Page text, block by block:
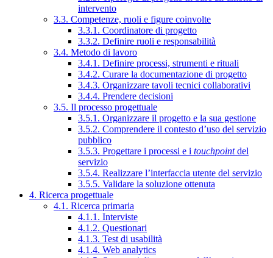
intervento
3.3. Competenze, ruoli e figure coinvolte
3.3.1. Coordinatore di progetto
3.3.2. Definire ruoli e responsabilità
3.4. Metodo di lavoro
3.4.1. Definire processi, strumenti e rituali
3.4.2. Curare la documentazione di progetto
3.4.3. Organizzare tavoli tecnici collaborativi
3.4.4. Prendere decisioni
3.5. Il processo progettuale
3.5.1. Organizzare il progetto e la sua gestione
3.5.2. Comprendere il contesto d’uso del servizio
pubblico
3.5.3. Progettare i processi e i touchpointdel
servizio
3.5.4. Realizzare l’interfaccia utente del servizio
3.5.5. Validare la soluzione ottenuta
4. Ricerca progettuale
4.1. Ricerca primaria
4.1.1. Interviste
4.1.2. Questionari
4.1.3. Test di usabilità
4.1.4. Web analytics